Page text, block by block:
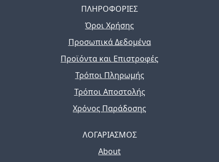
ΠΛΗΡΟΦΟΡΙΕΣ
Όροι Χρήσης
Προσωπικά Δεδομένα
Προϊόντα και Επιστροφές
Τρόποι Πληρωμής
Τρόποι Αποστολής
Χρόνος Παράδοσης
ΛΟΓΑΡΙΑΣΜΟΣ
About